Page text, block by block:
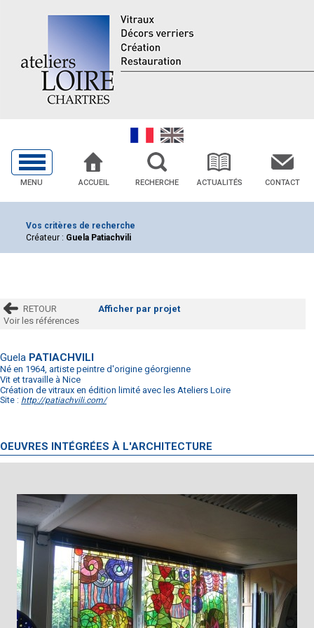
MENU ACCUEIL RECHERCHE ACTUALITÉS CONTACT
Vos critères de recherche
Créateur : Guela Patiachvili
RETOUR
Afficher par projet
Voir les références
Guela PATIACHVILI
Né en 1964, artiste peintre d'origine géorgienne
Vit et travaille à Nice
Création de vitraux en édition limité avec les Ateliers Loire
Site : http://patiachvili.com/
OEUVRES INTÉGRÉES À L'ARCHITECTURE